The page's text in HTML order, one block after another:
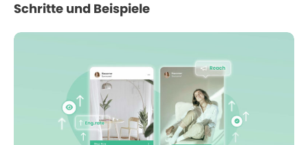
Schritte und Beispiele